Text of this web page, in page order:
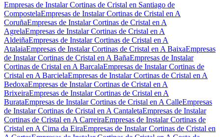
Empresas de Instalar Cortinas de Cristal en Santiago de
CompostelaEmpresas de Instalar Cortinas de Cristal en A
CoruñaEmpresas de Instalar Cortinas de Cristal en A
AgrelaEmpresas de Instalar Cortinas de Cristal en A
AldeiñaEmpresas de Instalar Cortinas de Cristal en A
AtalaiaEmpresas de Instalar Cortinas de Cristal en A BaixaEmpresas
de Instalar Cortinas de Cristal en A BañaEmpresas de Instalar
Cortinas de Cristal en A BarcalaEmpresas de Instalar Cortinas de
Cristal en A BarcielaEmpresas de Instalar Cortinas de Cristal en A
BedoxaEmpresas de Instalar Cortinas de Cristal en A
BrixeiraEmpresas de Instalar Cortinas de Cristal en A
BurataEmpresas de Instalar Cortinas de Cristal en A CalleEmpresas
de Instalar Cortinas de Cristal en A CantaletaEmpresas de Instalar
Cortinas de Cristal en A CarreiraEmpresas de Instalar Cortinas de
Cristal en A Cima da EiraEmpresas de Instalar Cortinas de Cristal en